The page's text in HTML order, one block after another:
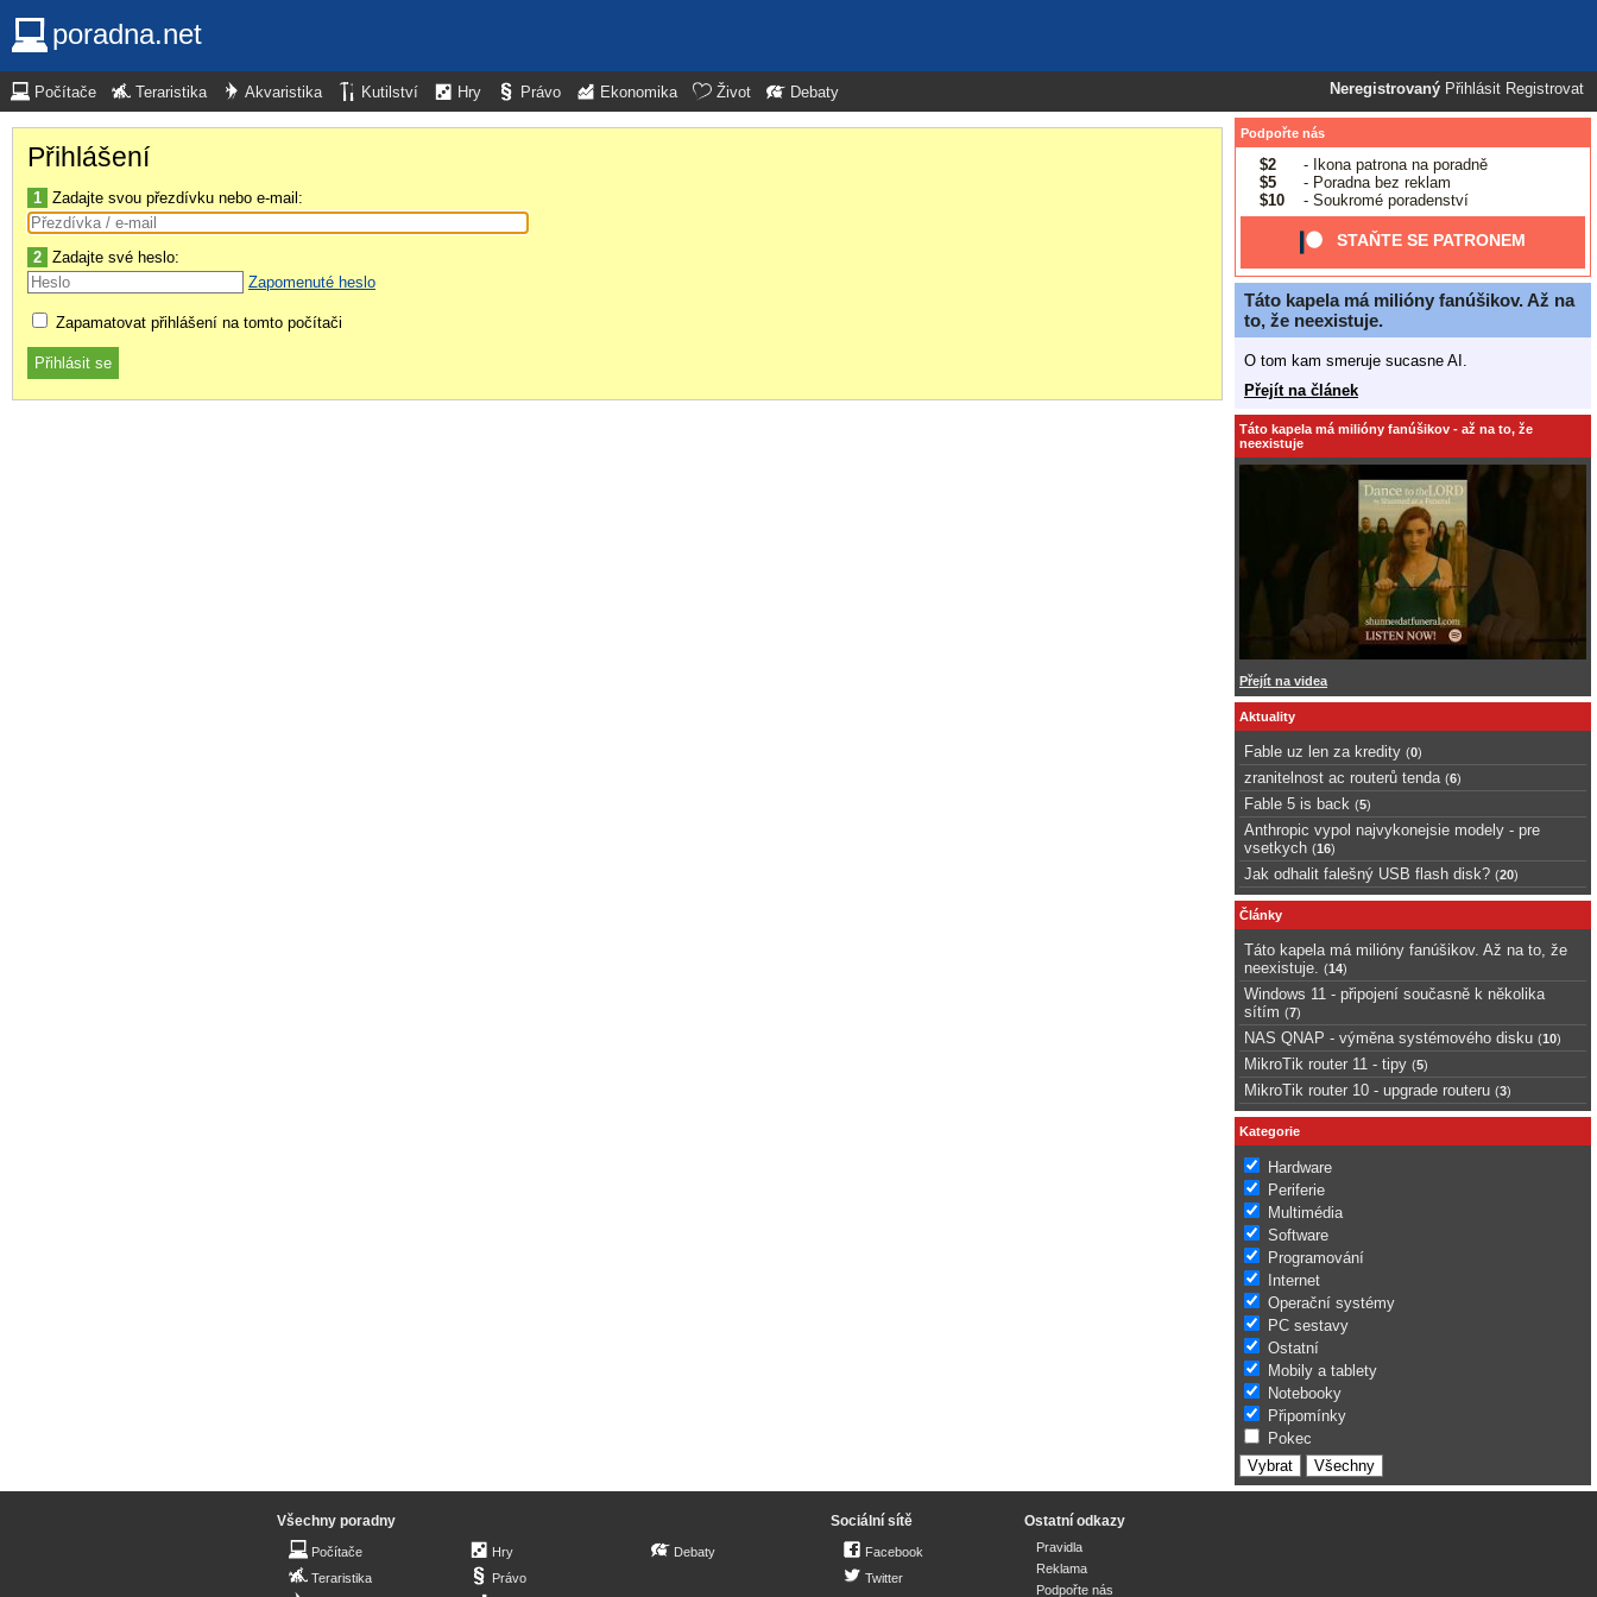
poradna.net
Neregistrovaný Přihlásit Registrovat
Počítače Teraristika Akvaristika Kutilství Hry Právo Ekonomika Život Debaty
Přihlášení
1 Zadajte svou přezdívku nebo e-mail:
2 Zadajte své heslo:
Zapomenuté heslo
Zapamatovat přihlášení na tomto počítači
Podpořte nás
$2
- Ikona patrona na poradně
$5
- Poradna bez reklam
$10
- Soukromé poradenství
STAŇTE SE PATRONEM
Táto kapela má milióny fanúšikov. Až na
to, že neexistuje.
O tom kam smeruje sucasne AI.
Přejít na článek
Táto kapela má milióny fanúšikov - až na to, že
neexistuje
Přejít na videa
Aktuality
Fable uz len za kredity (0)
zranitelnost ac routerů tenda (6)
Fable 5 is back (5)
Anthropic vypol najvykonejsie modely - pre
vsetkych (16)
Jak odhalit falešný USB flash disk? (20)
Články
Táto kapela má milióny fanúšikov. Až na to, že
neexistuje.
(14)
Windows 11 - připojení současně k několika
sítím (7)
NAS QNAP - výměna systémového disku (10)
MikroTik router 11 - tipy (5)
MikroTik router 10 - upgrade routeru (3)
Kategorie
Hardware
Periferie
Multimédia
Software
Programování
Internet
Operační systémy
PC sestavy
Ostatní
Mobily a tablety
Notebooky
Připomínky
Pokec
Všechny poradny
Počítače
Teraristika
Hry
Právo
Debaty
Sociální sítě
Facebook
Twitter
Ostatní odkazy
Pravidla
Reklama
Podpořte nás